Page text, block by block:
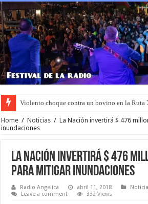
Violento choque contra un bovino en la
Murió el joven que había sido rociado con
Home / Noticias / La Nación invertirá $ 476
inundaciones
La Nación invertirá $ 476
para mitigar inundaciones
Radio Angelica abril 11, 2018
Leave a comment
332 Views